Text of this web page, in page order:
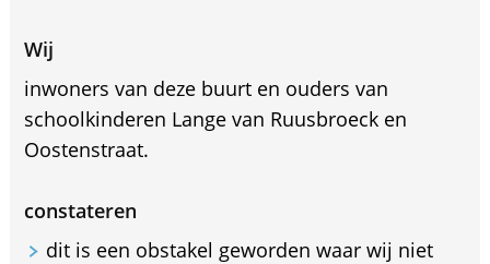
Wij
inwoners van deze buurt en ouders van
schoolkinderen Lange van Ruusbroeck en
Oostenstraat.
constateren
dit is een obstakel geworden waar wij niet